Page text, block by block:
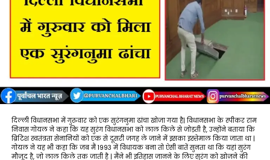
दिल्ली विधानसभा में गुरुवार को एक सुरंगनुमा ढांचा खोजा गया है| विधानसभा के स्पीकर राम
निवास गोयल ने कहा कि यह सुरंग विधानसभा को लाल किले से जोड़ती है, उन्होंने बताया कि
ब्रिटिश स्वतंत्रता सेनानियों को एक से दूसरी जगह ले जाने में इसका इस्तेमाल किया जाता था |
गोयल ने यह भी कहा कि जब मैं 1993 में विधायक बना तो ऐसी बातें सुनता था कि यहां सुरंग
मौजूद है, जो लाल किले तक जाती है | मैंने भी इतिहास जानने के लिए सुरंग को खोजने की